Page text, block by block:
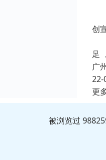
创
足
广
22-
更
被浏览过